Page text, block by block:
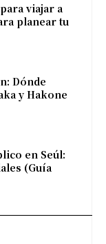
viajar a
planear tu
Dónde
y Hakone
en Seúl:
(Guía